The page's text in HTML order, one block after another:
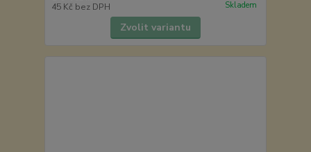
45 Kč bez DPH Skladem
Zvolit variantu